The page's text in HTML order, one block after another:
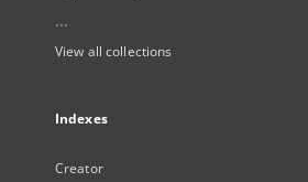
...
View all collections
Indexes
Creator